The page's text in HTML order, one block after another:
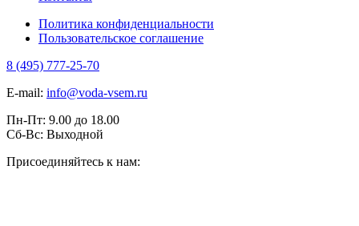
Политика конфиденциальности
Пользовательское соглашение
8 (495) 777-25-70
E-mail: info@voda-vsem.ru
Пн-Пт: 9.00 до 18.00
Сб-Вс: Выходной
Присоединяйтесь к нам: